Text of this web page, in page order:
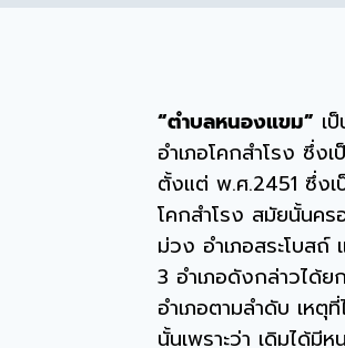
“ตำบลหนองแขม” เ
อำเภอโคกสำโรง ซึ่ง
ตั้งแต่ พ.ศ.2451 ซึ่งเ
โคกสำโรง สมัยนั้นค
ม่วง อำเภอสระโบสถ์
3 อำเภอดังกล่าวได้ย
อำเภอตามลำดับ เหตุ
นั้นเพราะว่า เดิมได้มี